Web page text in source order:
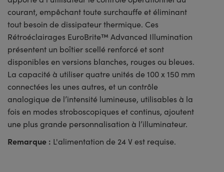
courant, empêchant toute surchauffe et éliminant
tout besoin de dissipateur thermique. Ces
Rétroéclairages EuroBrite™ Advanced Illumination
présentent un boîtier scellé renforcé et sont
disponibles en versions blanches, rouges ou bleues.
La capacité à utiliser quatre unités de 100 x 150 mm
connectées les unes autres, et un contrôle
analogique de l’intensité lumineuse, utilisables à la
fois en modes stroboscopiques et continus, ajoutent
une plus grande personnalisation à l’illuminateur.
Remarque : L'alimentation de 24 V est requise.